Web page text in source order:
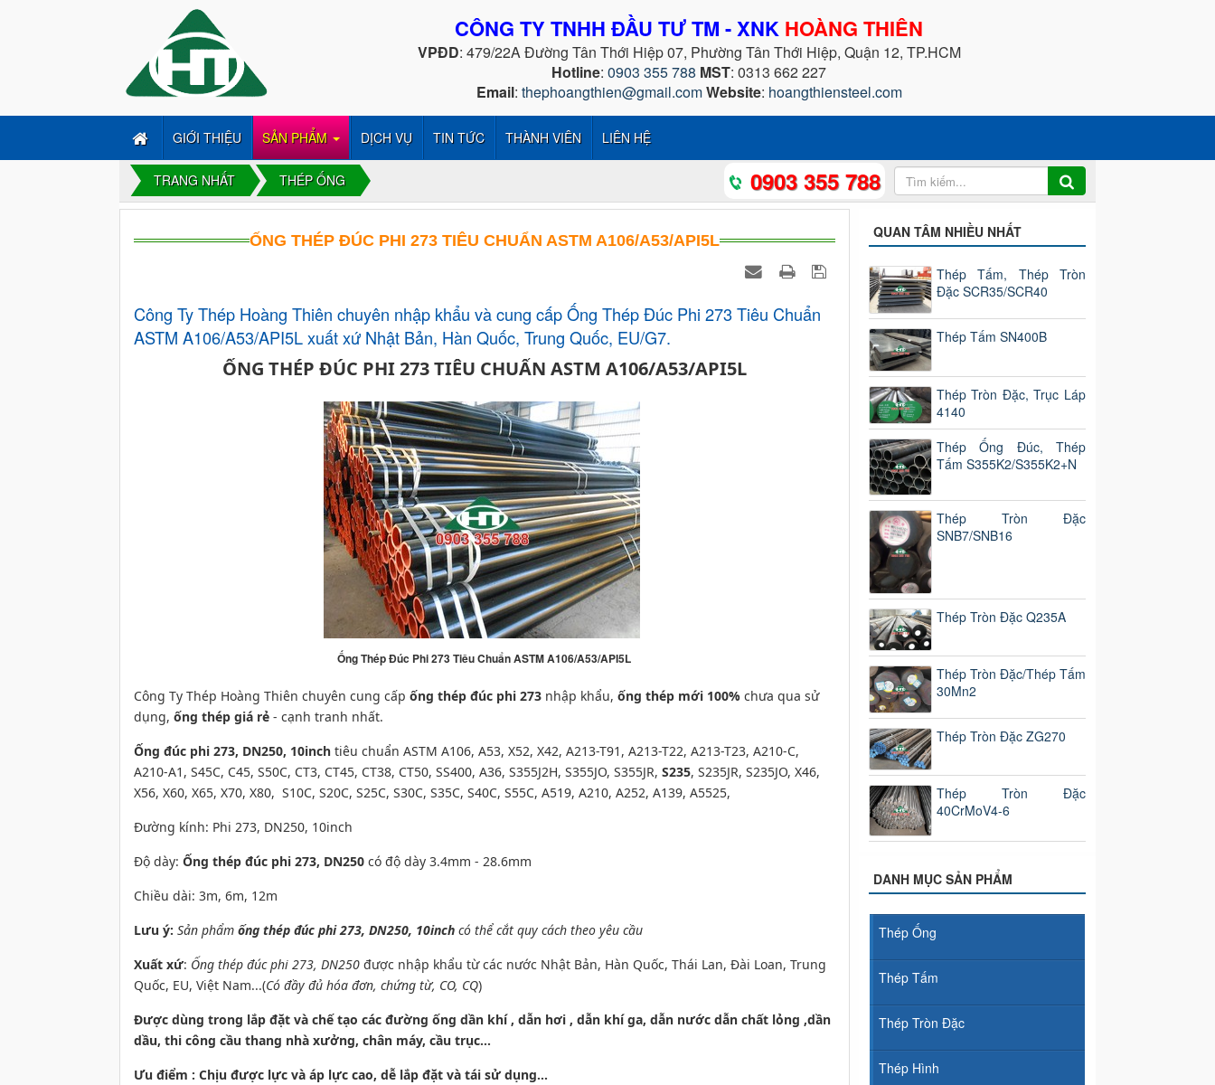
CÔNG TY TNHH ĐẦU TƯ TM - XNK HOÀNG THIÊN
VPĐD: 479/22A Đường Tân Thới Hiệp 07, Phường Tân Thới Hiệp, Quận 12, TP.HCM
Hotline: 0903 355 788 MST: 0313 662 227
Email: thephoangthien@gmail.comWebsite: hoangthiensteel.com
GIỚI THIỆU SẢN PHẨM DỊCH VỤ TIN TỨC THÀNH VIÊN LIÊN HỆ
TRANG NHẤT THÉP ỐNG 0903 355 788
ỐNG THÉP ĐÚC PHI 273 TIÊU CHUẨN ASTM A106/A53/API5L
Công Ty Thép Hoàng Thiên chuyên nhập khẩu và cung cấp Ống Thép Đúc Phi 273 Tiêu Chuẩn
ASTM A106/A53/API5L xuất xứ Nhật Bản, Hàn Quốc, Trung Quốc, EU/G7.
ỐNG THÉP ĐÚC PHI 273 TIÊU CHUẨN ASTM A106/A53/API5L
Ống Thép Đúc Phi 273 Tiêu Chuẩn ASTM A106/A53/API5L
Công Ty Thép Hoàng Thiên chuyên cung cấp ống thép đúc phi 273 nhập khẩu, ống thép mới 100% chưa qua sử
dụng, ống thép giá rẻ - cạnh tranh nhất.
Ống đúc phi 273, DN250, 10inch tiêu chuẩn ASTM A106, A53, X52, X42, A213-T91, A213-T22, A213-T23, A210-C,
A210-A1, S45C, C45, S50C, CT3, CT45, CT38, CT50, SS400, A36, S355J2H, S355JO, S355JR, S235, S235JR, S235JO, X46,
X56, X60, X65, X70, X80, S10C, S20C, S25C, S30C, S35C, S40C, S55C, A519, A210, A252, A139, A5525,
Đường kính: Phi 273, DN250, 10inch
Độ dày: Ống thép đúc phi 273, DN250 có độ dày 3.4mm - 28.6mm
Chiều dài: 3m, 6m, 12m
Lưu ý: Sản phẩm ống thép đúc phi 273, DN250, 10inch có thể cắt quy cách theo yêu cầu
Xuất xứ: Ống thép đúc phi 273, DN250 được nhập khẩu từ các nước Nhật Bản, Hàn Quốc, Thái Lan, Đài Loan, Trung
Quốc, EU, Việt Nam...(Có đầy đủ hóa đơn, chứng từ, CO, CQ)
Được dùng trong lắp đặt và chế tạo các đường ống dần khí , dẫn hơi , dẫn khí ga, dẫn nước dẫn chất lỏng ,dần
dầu, thi công cầu thang nhà xưởng, chân máy, cầu trục…
Ưu điểm : Chịu được lực và áp lực cao, dễ lắp đặt và tái sử dụng…
QUAN TÂM NHIỀU NHẤT
Thép Tấm, Thép Tròn
Đặc SCR35/SCR40
Thép Tấm SN400B
Thép Tròn Đặc, Trục Láp
4140
Thép Ống Đúc, Thép
Tấm S355K2/S355K2+N
Thép Tròn Đặc
SNB7/SNB16
Thép Tròn Đặc Q235A
Thép Tròn Đặc/Thép Tấm
30Mn2
Thép Tròn Đặc ZG270
Thép Tròn Đặc
40CrMoV4-6
DANH MỤC SẢN PHẨM
Thép Ống
Thép Tấm
Thép Tròn Đặc
Thép Hình